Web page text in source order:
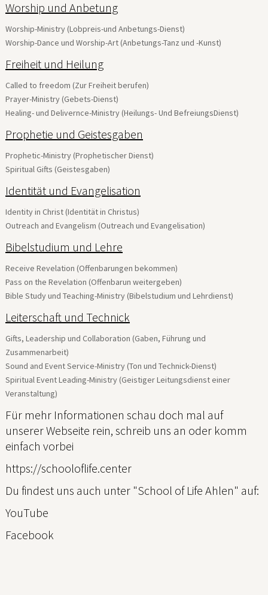
Worship und Anbetung
Worship-Ministry (Lobpreis-und Anbetungs-Dienst)
Worship-Dance und Worship-Art (Anbetungs-Tanz und -Kunst)
Freiheit und Heilung
Called to freedom (Zur Freiheit berufen)
Prayer-Ministry (Gebets-Dienst)
Healing- und Delivernce-Ministry (Heilungs- Und BefreiungsDienst)
Prophetie und Geistesgaben
Prophetic-Ministry (Prophetischer Dienst)
Spiritual Gifts (Geistesgaben)
Identität und Evangelisation
Identity in Christ (Identität in Christus)
Outreach and Evangelism (Outreach und Evangelisation)
Bibelstudium und Lehre
Receive Revelation (Offenbarungen bekommen)
Pass on the Revelation (Offenbarun weitergeben)
Bible Study und Teaching-Ministry (Bibelstudium und Lehrdienst)
Leiterschaft und Technick
Gifts, Leadership und Collaboration (Gaben, Führung und
Zusammenarbeit)
Sound and Event Service-Ministry (Ton und Technick-Dienst)
Spiritual Event Leading-Ministry (Geistiger Leitungsdienst einer
Veranstaltung)
Für mehr Informationen schau doch mal auf
unserer Webseite rein, schreib uns an oder komm
einfach vorbei
https://schooloflife.center
Du findest uns auch unter "School of Life Ahlen" auf:
YouTube
Facebook